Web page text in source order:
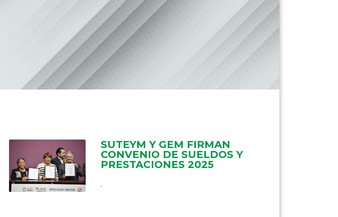
SUTEYM Y GEM FIRMAN
CONVENIO DE SUELDOS Y
PRESTACIONES 2025
.